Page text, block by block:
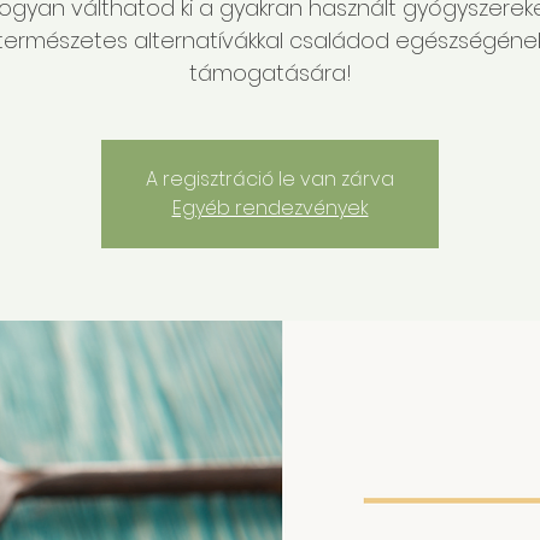
válthatod ki a gyakran használt
alternatívákkal családod
támogatására!
A regisztráció le van zárva
Egyéb rendezvények